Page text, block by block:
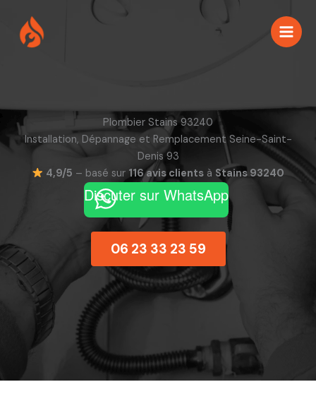
contenu
Plombier Stains 93240
Installation, Dépannage et Remplacement Seine-Saint-
Denis 93
4,9/5 – basé sur 116 avis clients à Stains 93240
Discuter sur WhatsApp
06 23 33 23 59